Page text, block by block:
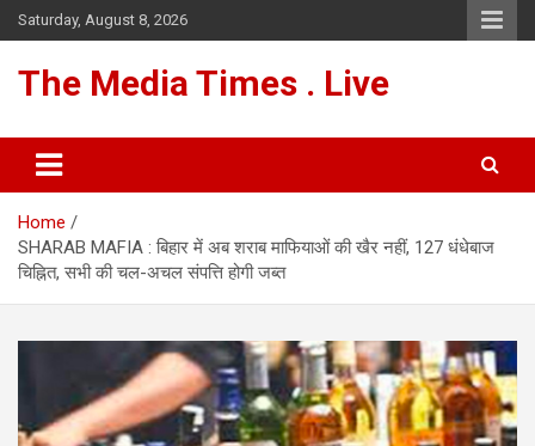
Skip
to
Saturday, August 8, 2026
The Media Times . Live
Home
SHARAB MAFIA : बिहार में अब शराब माफियाओं की खैर नहीं, 127 धंधेबाज
चिह्नित, सभी की चल-अचल संपत्ति होगी जब्त